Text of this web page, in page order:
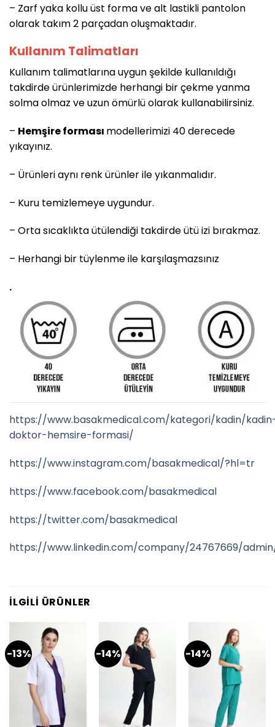
– Zarf yaka kollu üst forma ve alt lastikli pantolon
olarak takım 2 parçadan oluşmaktadır.
Kullanım Talimatları
Kullanım talimatlarına uygun şekilde kullanıldığı
takdirde ürünlerimizde herhangi bir çekme yanma
solma olmaz ve uzun ömürlü olarak kullanabilirsiniz.
– Hemşire forması modellerimizi 40 derecede
yıkayınız.
– Ürünleri aynı renk ürünler ile yıkanmalıdır.
– Kuru temizlemeye uygundur.
– Orta sıcaklıkta ütülendiği takdirde ütü izi bırakmaz.
– Herhangi bir tüylenme ile karşılaşmazsınız
.
https://www.basakmedical.com/kategori/kadin/
doktor-hemsire-formasi/
https://www.instagram.com/basakmedical/?hl=tr
https://www.facebook.com/basakmedical
https://twitter.com/basakmedical
https://www.linkedin.com/company/24767669/
İLGILI ÜRÜNLER
-13% -14% -14%